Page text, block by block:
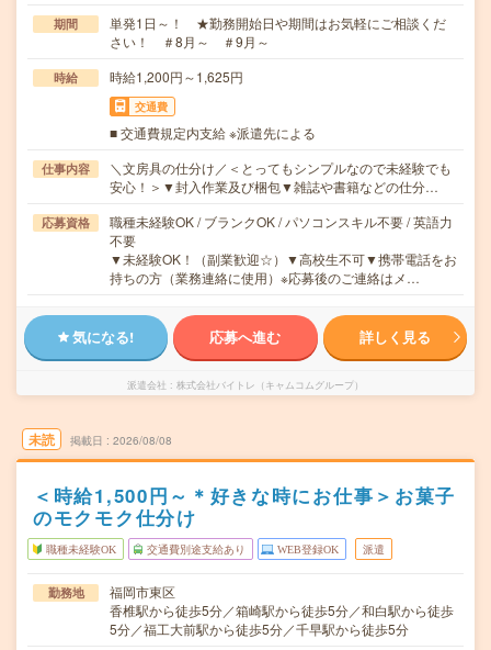
期間
単発1日～！ ★勤務開始日や期間はお気軽にご相談くだ
さい！ ＃8月～ ＃9月～
時給 時給1,200円～1,625円
交通費
■ 交通費規定内支給 ※派遣先による
仕事内容
＼文房具の仕分け／＜とってもシンプルなので未経験でも
安心！＞▼封入作業及び梱包▼雑誌や書籍などの仕分…
応募資格
職種未経験OK / ブランクOK / パソコンスキル不要 / 英語力
不要
▼未経験OK！（副業歓迎☆）▼高校生不可▼携帯電話をお
持ちの方（業務連絡に使用）※応募後のご連絡はメ…
気になる! 応募へ進む 詳しく見る
派遣会社 株式会社バイトレ（キャムコムグループ）
未読 掲載日 2026/08/08
＜時給1,500円～＊好きな時にお仕事＞お菓子
のモクモク仕分け
職種未経験OK 交通費別途支給あり WEB登録OK 派遣
勤務地
福岡市東区
香椎駅から徒歩5分／箱崎駅から徒歩5分／和白駅から徒歩
5分／福工大前駅から徒歩5分／千早駅から徒歩5分